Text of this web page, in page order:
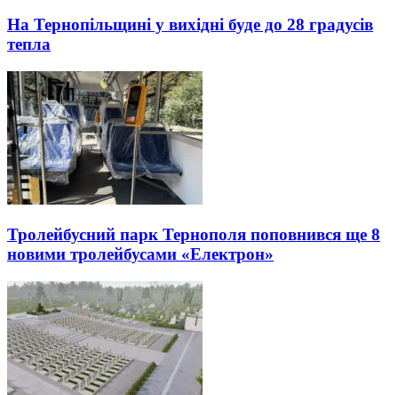
На Тернопільщині у вихідні буде до 28 градусів
тепла
Тролейбусний парк Тернополя поповнився ще 8
новими тролейбусами «Електрон»